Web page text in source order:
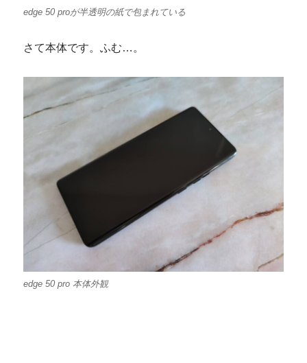
edge 50 proが半透明の紙で包まれている
さて本体です。ふむ…。
edge 50 pro 本体外観